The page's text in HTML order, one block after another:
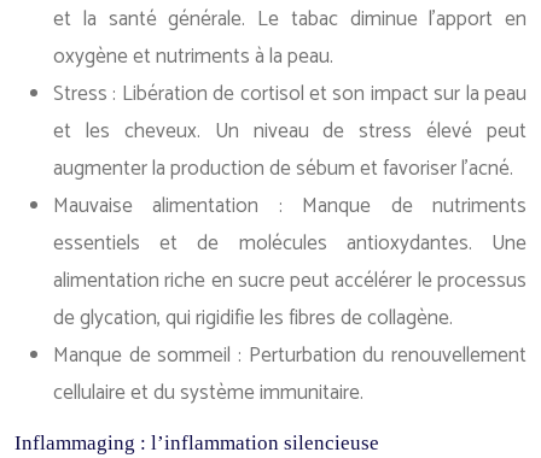
et la santé générale. Le tabac diminue l’apport en
oxygène et nutriments à la peau.
Stress : Libération de cortisol et son impact sur la peau
et les cheveux. Un niveau de stress élevé peut
augmenter la production de sébum et favoriser l’acné.
Mauvaise alimentation : Manque de nutriments
essentiels et de molécules antioxydantes. Une
alimentation riche en sucre peut accélérer le processus
de glycation, qui rigidifie les fibres de collagène.
Manque de sommeil : Perturbation du renouvellement
cellulaire et du système immunitaire.
Inflammaging : l’inflammation silencieuse